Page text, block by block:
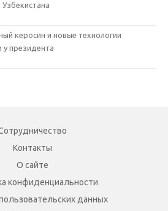
керосин и новые технологии
у президента
Контакты
О сайте
конфиденциальности
данных